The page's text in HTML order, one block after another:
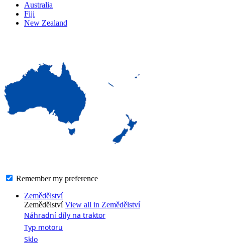
Australia
Fiji
New Zealand
Remember my preference
Main
navigation
Zemědělství
Zemědělství View all in Zemědělství
Náhradní díly na traktor
Typ motoru
Sklo